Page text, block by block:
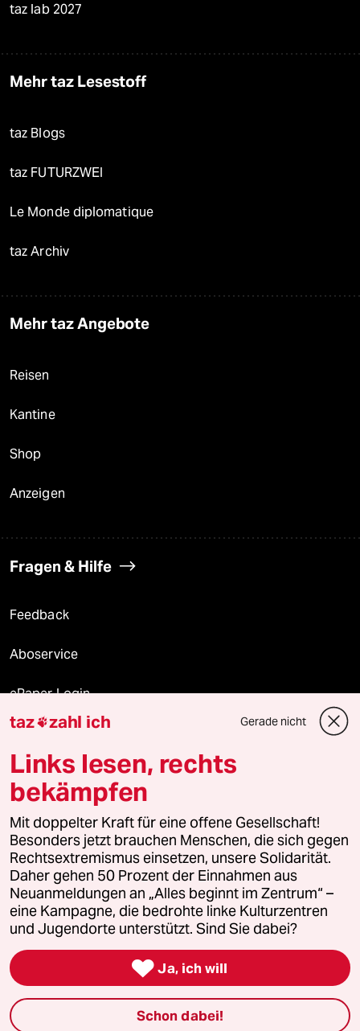
taz lab 2027
Mehr taz Lesestoff
taz Blogs
taz FUTURZWEI
Le Monde diplomatique
taz Archiv
Mehr taz Angebote
Reisen
Kantine
Shop
Anzeigen
Fragen & Hilfe
Feedback
Aboservice
ePaper Login
Downloads für Abonnierende
© 2026 taz Verlags und Vertriebs GmbH
Alle Rechte vorbehalten. Bei rechtlichen Fragen oder für Genehmigungen
wenden Sie sich bitte an
lizenzen@taz.de
Feedback Redaktionsstatut Kommune-Richtlinien
Leitlinie Informant Datenschutz Impressum AGB
Seitenwende Einwilligungen widerrufen (Ads)
taz zahl ich Gerade nicht
Links lesen, rechts
bekämpfen
Mit doppelter Kraft für eine offene Gesellschaft!
Besonders jetzt brauchen Menschen, die sich gegen
Rechtsextremismus einsetzen, unsere Solidarität.
Daher gehen 50 Prozent der Einnahmen aus
Neuanmeldungen an „Alles beginnt im Zentrum“ –
eine Kampagne, die bedrohte linke Kulturzentren
und Jugendorte unterstützt. Sind Sie dabei?
 Ja, ich will
Schon dabei!